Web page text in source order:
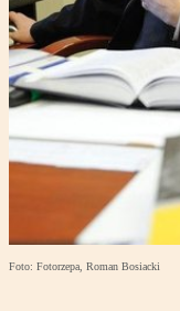
Foto: Fotorzepa, Roman Bosiacki